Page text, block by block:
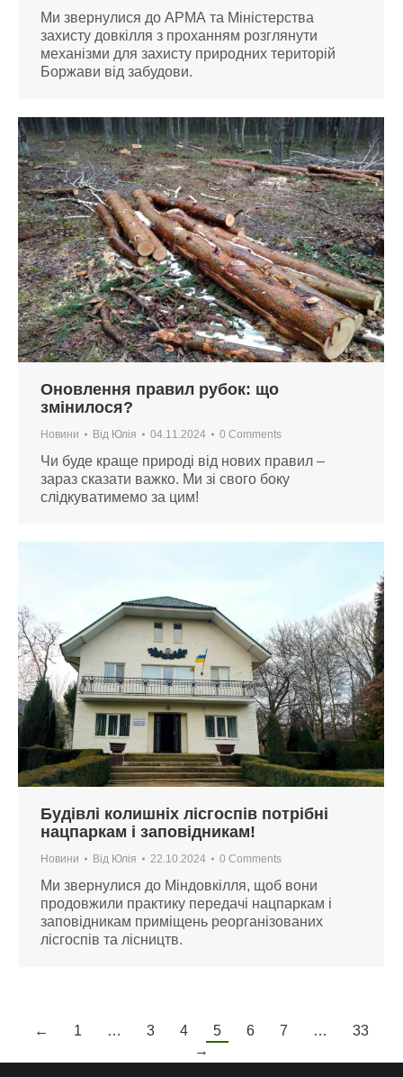
Ми звернулися до АРМА та Міністерства
захисту довкілля з проханням розглянути
механізми для захисту природних територій
Боржави від забудови.
Оновлення правил рубок: що
змінилося?
Новини Від Юлія 04.11.2024 0 Comments
Чи буде краще природі від нових правил –
зараз сказати важко. Ми зі свого боку
слідкуватимемо за цим!
Будівлі колишніх лісгоспів потрібні
нацпаркам і заповідникам!
Новини Від Юлія 22.10.2024 0 Comments
Ми звернулися до Міндовкілля, щоб вони
продовжили практику передачі нацпаркам і
заповідникам приміщень реорганізованих
лісгоспів та лісництв.
← 1 … 3 4 5 6 7 …
33
→